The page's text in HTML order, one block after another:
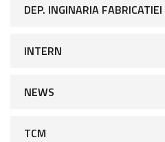
DEP. INGINARIA FABRICATIEI
INTERN
NEWS
TCM